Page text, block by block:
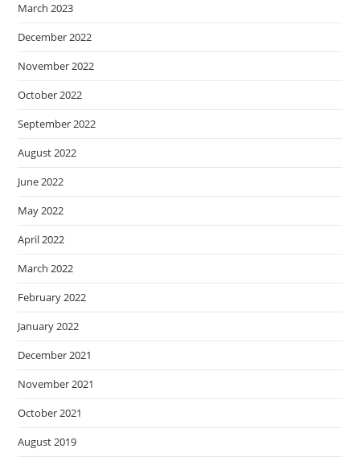
March 2023
December 2022
November 2022
October 2022
September 2022
August 2022
June 2022
May 2022
April 2022
March 2022
February 2022
January 2022
December 2021
November 2021
October 2021
August 2019